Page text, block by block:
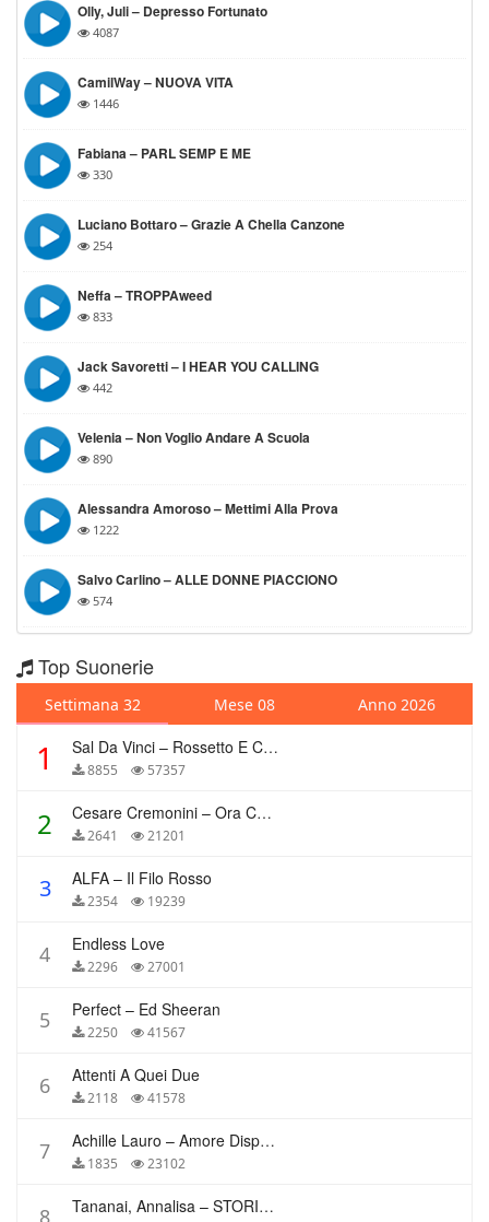
Olly, Juli – Depresso Fortunato
4087
CamilWay – NUOVA VITA
1446
Fabiana – PARL SEMP E ME
330
Luciano Bottaro – Grazie A Chella Canzone
254
Neffa – TROPPAweed
833
Jack Savoretti – I HEAR YOU CALLING
442
Velenia – Non Voglio Andare A Scuola
890
Alessandra Amoroso – Mettimi Alla Prova
1222
Salvo Carlino – ALLE DONNE PIACCIONO
574
Top Suonerie
Settimana 32 Mese 08 Anno 2026
1 Sal Da Vinci – Rossetto E Caffè
8855 57357
2 Cesare Cremonini – Ora Che Non Ho Più Te
2641 21201
3 ALFA – Il Filo Rosso
2354 19239
4 Endless Love
2296 27001
5 Perfect – Ed Sheeran
2250 41567
6 Attenti A Quei Due
2118 41578
7 Achille Lauro – Amore Disperato
1835 23102
8 Tananai, Annalisa – STORIE BREVI